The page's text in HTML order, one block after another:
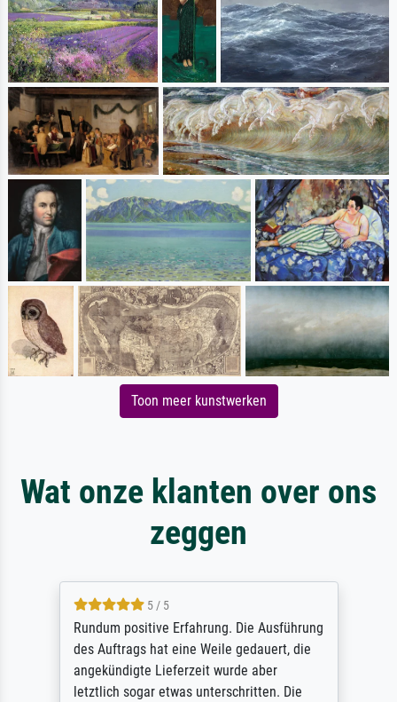
Toon meer kunstwerken
Wat onze klanten over ons
zeggen
5 / 5
Rundum positive Erfahrung. Die Ausführung
des Auftrags hat eine Weile gedauert, die
angekündigte Lieferzeit wurde aber
letztlich sogar etwas unterschritten. Die